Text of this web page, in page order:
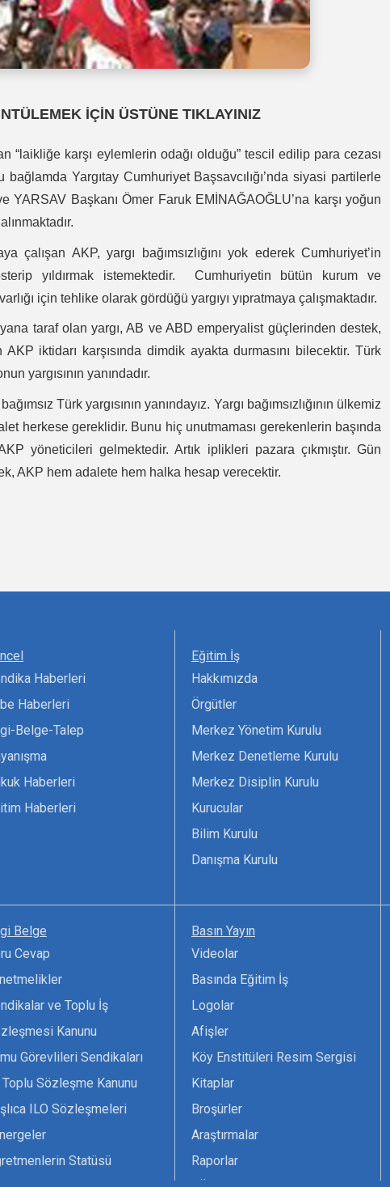
İÇİN ÜSTÜNE TIKLAYINIZ
“laikliğe karşı eylemlerin odağı olduğu” tescil edilip para cezası
bağlamda Yargıtay Cumhuriyet Başsavcılığı’nda siyasi partilerle
YARSAV Başkanı Ömer Faruk EMİNAĞAOĞLU’na karşı yoğun
çalışan AKP, yargı bağımsızlığını yok ederek Cumhuriyet’in
yıldırmak istemektedir. Cumhuriyetin bütün kurum ve
için tehlike olarak gördüğü yargıyı yıpratmaya çalışmaktadır.
taraf olan yargı, AB ve ABD emperyalist güçlerinden destek,
iktidarı karşısında dimdik ayakta durmasını bilecektir. Türk
yargısının yanındadır.
Türk yargısının yanındayız. Yargı bağımsızlığının ülkemiz
herkese gereklidir. Bunu hiç unutmaması gerekenlerin başında
yöneticileri gelmektedir. Artık iplikleri pazara çıkmıştır. Gün
AKP hem adalete hem halka hesap verecektir.
Haberleri
Haberleri
Belge-Talep
Haberleri
Haberleri
Eğitim İş
Hakkımızda
Örgütler
Merkez Yönetim Kurulu
Merkez Denetleme Kurulu
Merkez Disiplin Kurulu
Kurucular
Bilim Kurulu
Danışma Kurulu
Belge
Cevap
ve Toplu İş
Kanunu
Görevlileri Sendikaları
Sözleşme Kanunu
ILO Sözleşmeleri
Statüsü
Basın Yayın
Videolar
Basında Eğitim İş
Logolar
Afişler
Köy Enstitüleri Resim Sergisi
Kitaplar
Broşürler
Araştırmalar
Raporlar